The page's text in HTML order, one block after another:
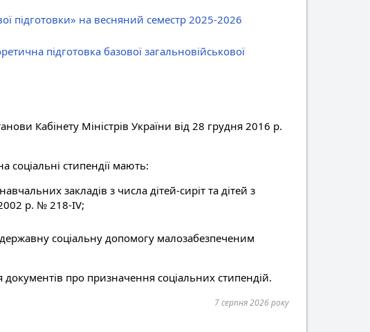
підготовки» на весняний семестр 2025-2026
підготовка базової загальновійськової
Кабінету Міністрів України від 28 грудня 2016 р.
соціальні стипендії мають:
закладів з числа дітей-сиріт та дітей з
р. № 218-IV;
соціальну допомогу малозабезпеченим
про призначення соціальних стипендій.
7 серпня 2026 року